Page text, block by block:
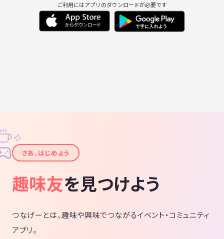
だっこではなく社会にとって価値のある
人材になっていくべきだと思います。ミ
ニマムとして共通での本の学びを共有し
あいゴールとしてはここに関わるメンバ
ご利用にはアプリのダウンロードが必要です
✦
✧
さあ、はじめよう
趣味友を見つけよう
つなげーとは、趣味や興味でつながるイベント・コミュニティ
アプリ。